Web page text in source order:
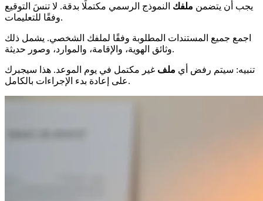
يجب أن يتضمن ملفك النموذج الرسمي مكتملًا بدقة. لا تنسَ التوقيع
وفقًا للتعليمات.
اجمع جميع المستندات المطلوبة وفقًا لملفك الشخصي. يشمل ذلك
وثائق الهوية، والإقامة، والموارد، وصور حديثة.
تنبيه: سيتم رفض أي ملف غير مكتمل في يوم الموعد. هذا سيجبرك
على إعادة بدء الإجراءات بالكامل.